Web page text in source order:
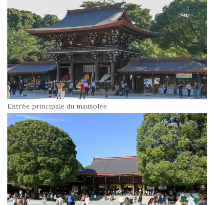
Entrée principale du mausolée